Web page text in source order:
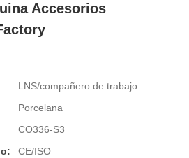
Accesorios
LNS/compañero de trabajo
Porcelana
CO336-S3
CE/ISO